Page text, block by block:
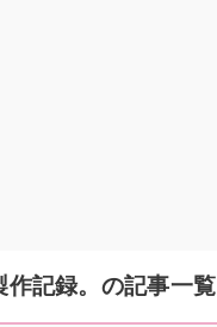
作記録。の記事一覧